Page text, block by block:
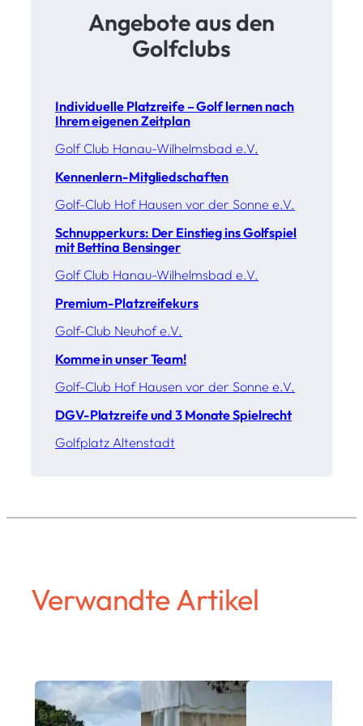
Angebote aus den
Golfclubs
Individuelle Platzreife – Golf lernen nach
Ihrem eigenen Zeitplan
Golf Club Hanau-Wilhelmsbad e.V.
Kennenlern-Mitgliedschaften
Golf-Club Hof Hausen vor der Sonne e.V.
Schnupperkurs: Der Einstieg ins Golfspiel
mit Bettina Bensinger
Golf Club Hanau-Wilhelmsbad e.V.
Premium-Platzreifekurs
Golf-Club Neuhof e.V.
Komme in unser Team!
Golf-Club Hof Hausen vor der Sonne e.V.
DGV-Platzreife und 3 Monate Spielrecht
Golfplatz Altenstadt
Verwandte Artikel